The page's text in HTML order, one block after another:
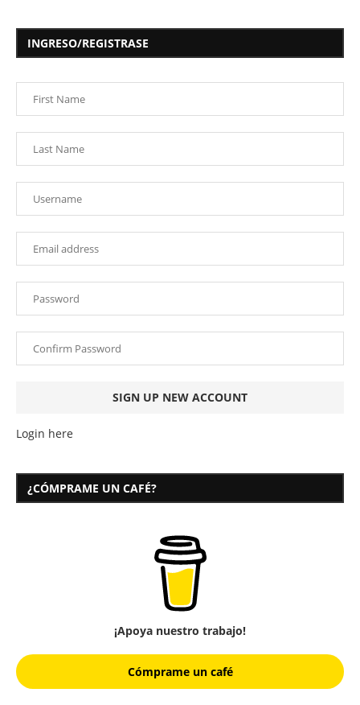
INGRESO/REGISTRASE
Login here
¿CÓMPRAME UN CAFÉ?
¡Apoya nuestro trabajo!
Cómprame un café